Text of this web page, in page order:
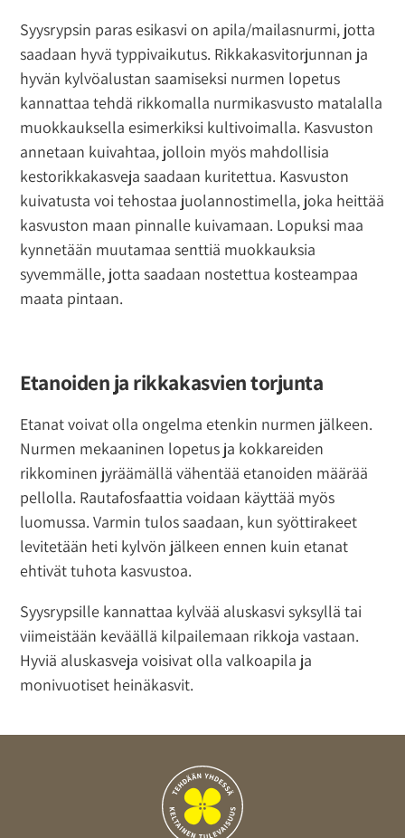
Syysrypsin paras esikasvi on apila/mailasnurmi, jotta
saadaan hyvä typpivaikutus. Rikkakasvitorjunnan ja
hyvän kylvöalustan saamiseksi nurmen lopetus
kannattaa tehdä rikkomalla nurmikasvusto matalalla
muokkauksella esimerkiksi kultivoimalla. Kasvuston
annetaan kuivahtaa, jolloin myös mahdollisia
kestorikkakasveja saadaan kuritettua. Kasvuston
kuivatusta voi tehostaa juolannostimella, joka heittää
kasvuston maan pinnalle kuivamaan. Lopuksi maa
kynnetään muutamaa senttiä muokkauksia
syvemmälle, jotta saadaan nostettua kosteampaa
maata pintaan.
Etanoiden ja rikkakasvien torjunta
Etanat voivat olla ongelma etenkin nurmen jälkeen.
Nurmen mekaaninen lopetus ja kokkareiden
rikkominen jyräämällä vähentää etanoiden määrää
pellolla. Rautafosfaattia voidaan käyttää myös
luomussa. Varmin tulos saadaan, kun syöttirakeet
levitetään heti kylvön jälkeen ennen kuin etanat
ehtivät tuhota kasvustoa.
Syysrypsille kannattaa kylvää aluskasvi syksyllä tai
viimeistään keväällä kilpailemaan rikkoja vastaan.
Hyviä aluskasveja voisivat olla valkoapila ja
monivuotiset heinäkasvit.